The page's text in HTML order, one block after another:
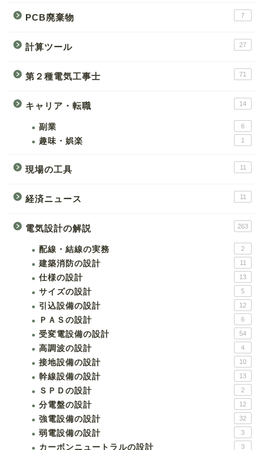
PCB廃棄物 7
計算ツール 27
第２種電気工事士 71
キャリア・転職 14
副業 6
趣味・娯楽 1
現場の工具 11
経済ニュース 11
電気設計の解説 263
配線・結線の実務 2
建築消防の設計 11
仕様の設計 13
サイズの設計 5
引込設備の設計 12
ＰＡＳの設計 6
受変電設備の設計 54
高調波の設計 4
接地設備の設計 10
幹線設備の設計 13
ＳＰＤの設計 2
分電盤の設計 12
強電設備の設計 32
弱電設備の設計 3
カーボンニュートラルの設計 3